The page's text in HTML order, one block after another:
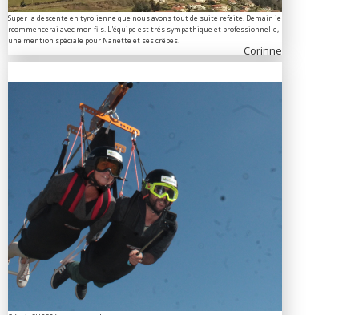
Super la descente en tyrolienne que nous avons tout de suite refaite. Demain je
rcommencerai avec mon fils. L'équipe est trés sympathique et professionnelle,
une mention spéciale pour Nanette et ses crêpes.
Corinne